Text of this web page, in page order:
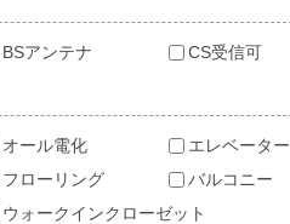
BSアンテナ
CS受信可
オール電化
エレベーター
フローリング
バルコニー
ウォークインクローゼット